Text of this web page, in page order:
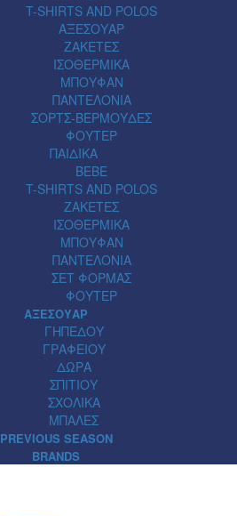
T-SHIRTS AND POLOS
ΑΞΕΣΟΥΑΡ
ΖΑΚΕΤΕΣ
ΙΣΟΘΕΡΜΙΚΑ
ΜΠΟΥΦΑΝ
ΠΑΝΤΕΛΟΝΙΑ
ΣΟΡΤΣ-ΒΕΡΜΟΥΔΕΣ
ΦΟΥΤΕΡ
ΠΑΙΔΙΚΑ
BEBE
T-SHIRTS AND POLOS
ΖΑΚΕΤΕΣ
ΙΣΟΘΕΡΜΙΚΑ
ΜΠΟΥΦΑΝ
ΠΑΝΤΕΛΟΝΙΑ
ΣΕΤ ΦΟΡΜΑΣ
ΦΟΥΤΕΡ
ΑΞΕΣΟΥΑΡ
ΓΗΠΕΔΟΥ
ΓΡΑΦΕΙΟΥ
ΔΩΡΑ
ΣΠΙΤΙΟΥ
ΣΧΟΛΙΚΑ
ΜΠΑΛΕΣ
PREVIOUS SEASON
BRANDS